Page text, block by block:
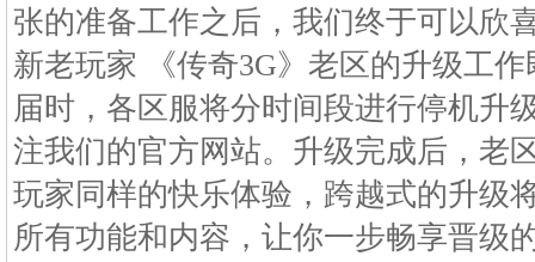
张的准备工作之后，我们终于可以欣
新老玩家 《传奇3G》老区的升级工
届时，各区服将分时间段进行停机升
注我们的官方网站。升级完成后，老
玩家同样的快乐体验，跨越式的升级
所有功能和内容，让你一步畅享晋级